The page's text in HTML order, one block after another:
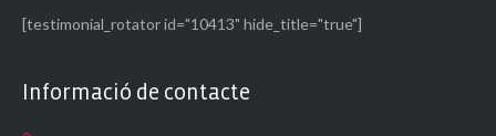
[testimonial_rotator id="10413" hide_title="true"]
Informació de contacte